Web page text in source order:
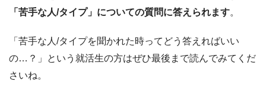
「苦手な人/タイプ」についての質問に答えられます。
「苦手な人/タイプを聞かれた時ってどう答えればいい
の…？」という就活生の方はぜひ最後まで読んでみてくだ
さいね。